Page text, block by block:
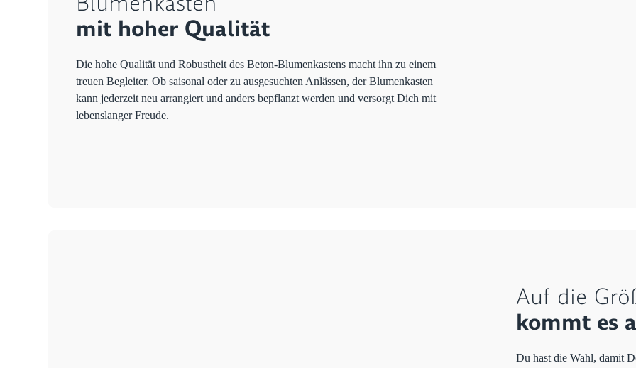
mit hoher Qualität
Die hohe Qualität und Robustheit des Beton-Blumenkastens macht ihn zu einem
treuen Begleiter. Ob saisonal oder zu ausgesuchten Anlässen, der Blumenkasten
kann jederzeit neu arrangiert und anders bepflanzt werden und versorgt Dich mit
lebenslanger Freude.
Auf die
kommt es
Du hast die Wahl, damit